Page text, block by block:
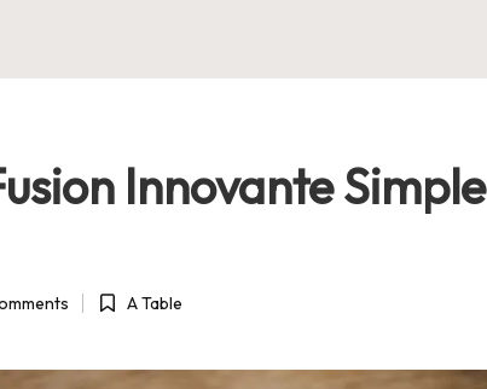
Innovante Simple
Posted
A Table